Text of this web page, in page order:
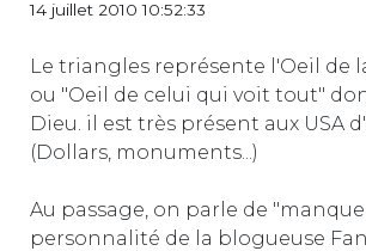
14 juillet 2010 10:52:33
Le triangles représente l'Oeil de
ou "Oeil de celui qui voit tout"
Dieu. il est très présent aux USA
(Dollars, monuments...)
Au passage, on parle de
personnalité de la blogueuse